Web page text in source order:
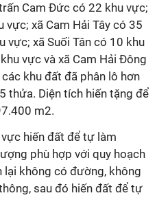
Cam Đức có 22 khu vực;
vực; xã Cam Hải Tây có 35
vực; xã Suối Tân có 10 khu
vực và xã Cam Hải Đông
khu đất đã phân lô hơn
thửa. Diện tích hiến tặng để
m2.
hiến đất để tự làm
phù hợp với quy hoạch
không có đường, không
sau đó hiến đất để tự